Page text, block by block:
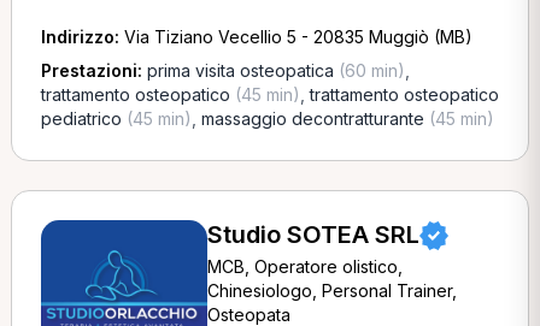
Indirizzo: Via Tiziano Vecellio 5 - 20835 Muggiò (MB)
Prestazioni: prima visita osteopatica (60 min)
trattamento osteopatico (45 min) ,trattamento osteopatico
pediatrico (45 min) massaggio decontratturante (45 min)
Studio SOTEA SRL
MCB, Operatore olistico,
Chinesiologo, Personal Trainer,
Osteopata